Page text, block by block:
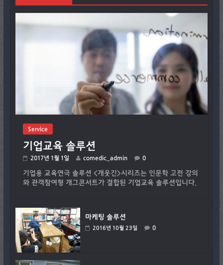
Service
기업교육 솔루션
2017년 1월 1일 comedic_admin 0
기업용 교육연극 솔루션 <개웃긴>시리즈는 인문학 고전 강의
와 관객참여형 개그콘서트가 결합된 기업교육 솔루션입니다.
마케팅 솔루션
2016년 10월 23일 0